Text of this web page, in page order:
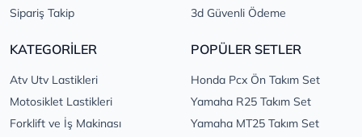
Sipariş Takip
3d Güvenli Ödeme
KATEGORİLER
Atv Utv Lastikleri
Motosiklet Lastikleri
Forklift ve İş Makinası
POPÜLER SETLER
Honda Pcx Ön Takım Set
Yamaha R25 Takım Set
Yamaha MT25 Takım Set